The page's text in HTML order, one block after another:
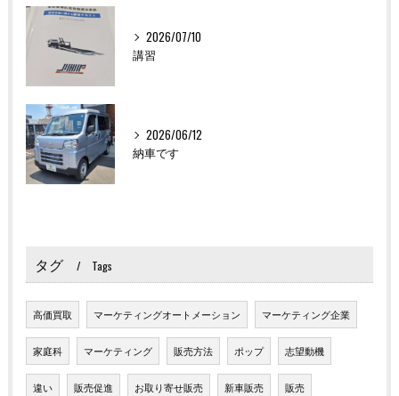
2026/07/10
講習
2026/06/12
納車です
タグ Tags
高価買取 マーケティングオートメーション マーケティング企業
家庭科 マーケティング 販売方法 ポップ 志望動機
違い 販売促進 お取り寄せ販売 新車販売 販売